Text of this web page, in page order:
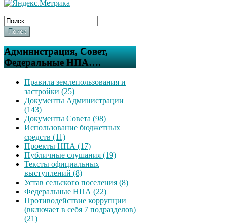
Поиск
Администрация, Совет,
Федеральные НПА….
Правила землепользования и
застройки (25)
Документы Администрации
(143)
Документы Совета (98)
Использование бюджетных
средств (11)
Проекты НПА (17)
Публичные слушания (19)
Тексты официальных
выступлений (8)
Устав сельского поселения (8)
Федеральные НПА (22)
Противодействие коррупции
(включает в себя 7 подразделов)
(21)